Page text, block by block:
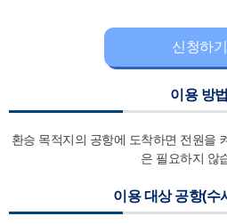
신청하기
이용 방법
환승 목적지의 공항에 도착하면 전원을
은 필요하지 않
이용 대상 공항(수